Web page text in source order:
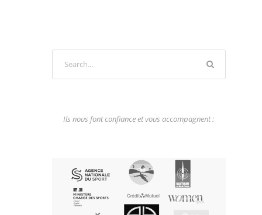
Ils nous font confiance et vous accompagnent :